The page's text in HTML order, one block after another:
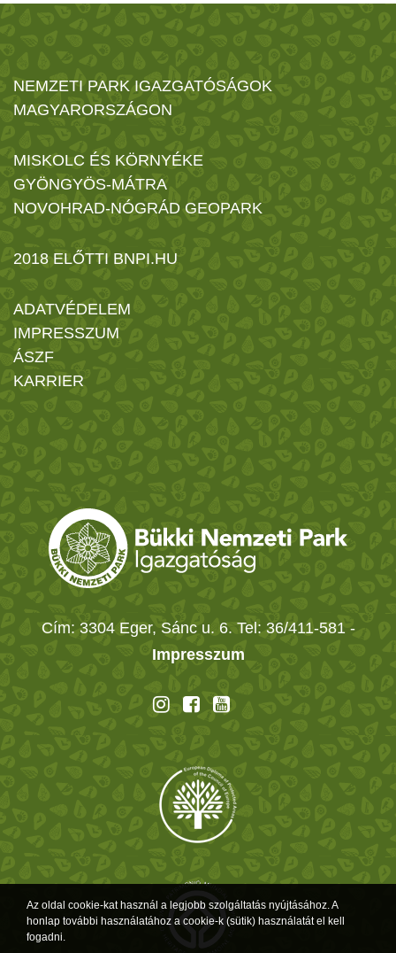
NEMZETI PARK IGAZGATÓSÁGOK
MAGYARORSZÁGON
MISKOLC ÉS KÖRNYÉKE
GYÖNGYÖS-MÁTRA
NOVOHRAD-NÓGRÁD GEOPARK
2018 ELŐTTI BNPI.HU
ADATVÉDELEM
IMPRESSZUM
ÁSZF
KARRIER
Cím: 3304 Eger, Sánc u. 6. Tel: 36/411-581 -
Impresszum
Az oldal cookie-kat használ a legjobb szolgáltatás nyújtásához. A
honlap további használatához a cookie-k (sütik) használatát el kell
fogadni.